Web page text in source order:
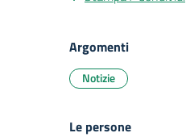
Argomenti
Notizie
Le persone